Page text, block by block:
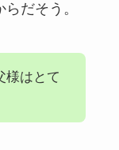
だそう。
様はとて